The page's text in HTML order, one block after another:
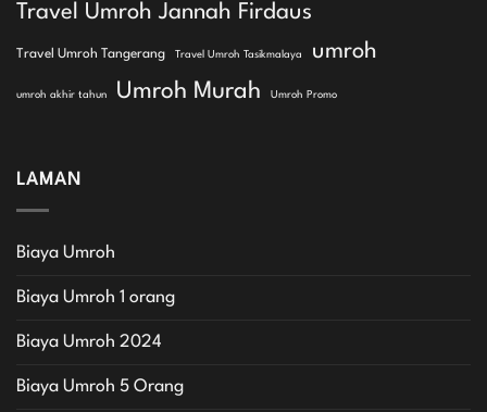
Travel Umroh Jannah Firdaus
Travel Umroh Tangerang Travel Umroh Tasikmalaya umroh
umroh akhir tahun Umroh Murah Umroh Promo
LAMAN
Biaya Umroh
Biaya Umroh 1 orang
Biaya Umroh 2024
Biaya Umroh 5 Orang